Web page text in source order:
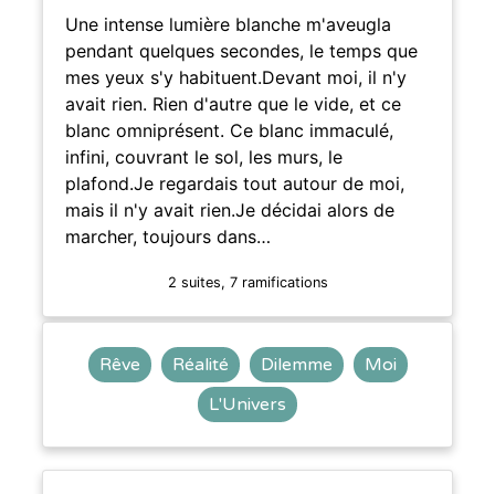
Une intense lumière blanche m'aveugla
pendant quelques secondes, le temps que
mes yeux s'y habituent.Devant moi, il n'y
avait rien. Rien d'autre que le vide, et ce
blanc omniprésent. Ce blanc immaculé,
infini, couvrant le sol, les murs, le
plafond.Je regardais tout autour de moi,
mais il n'y avait rien.Je décidai alors de
marcher, toujours dans…
2 suites, 7 ramifications
Rêve Réalité Dilemme
Moi
L'Univers